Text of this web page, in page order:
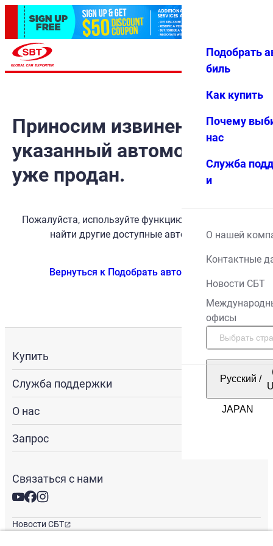
Избранн
Меню
Подобрать
биль
Как купить
Почему
нас
Служба
и
О нашей
Контактные
Новости СБТ
офисы
Русский /
Приносим извинения, но
указанный автомобиль
уже продан.
Пожалуйста, используйте функцию поиска, чтобы
найти другие доступные автомобили.
Вернуться к Подобрать автомобиль
Купить
Служба поддержки
О нас
Запрос
Связаться с нами
Новости СБТ